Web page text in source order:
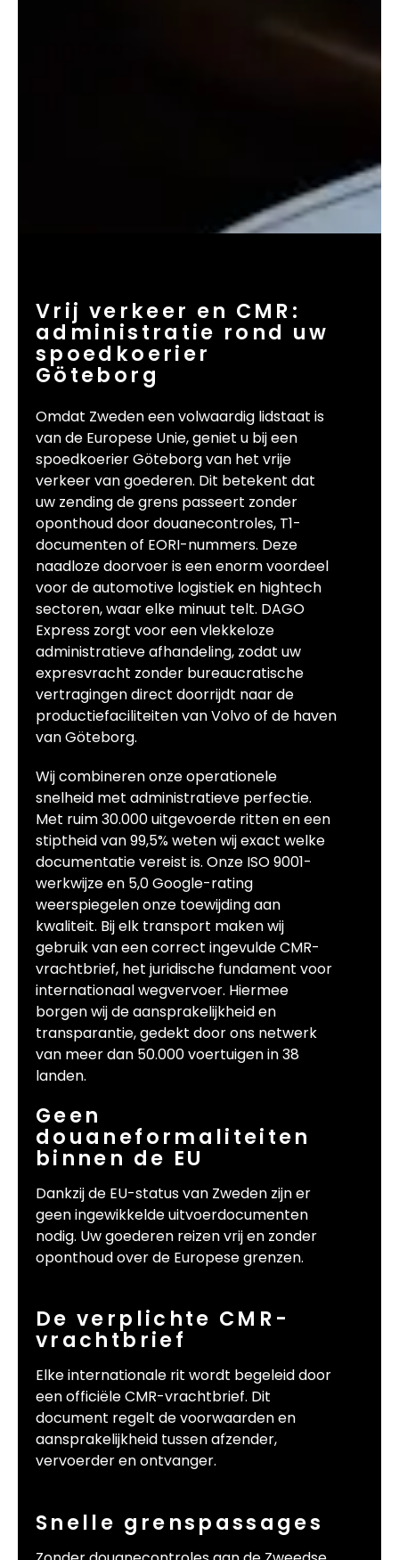
Vrij verkeer en CMR:
administratie rond uw
spoedkoerier
Göteborg
Omdat Zweden een volwaardig lidstaat is
van de Europese Unie, geniet u bij een
spoedkoerier Göteborg van het vrije
verkeer van goederen. Dit betekent dat
uw zending de grens passeert zonder
oponthoud door douanecontroles, T1-
documenten of EORI-nummers. Deze
naadloze doorvoer is een enorm voordeel
voor de automotive logistiek en hightech
sectoren, waar elke minuut telt. DAGO
Express zorgt voor een vlekkeloze
administratieve afhandeling, zodat uw
expresvracht zonder bureaucratische
vertragingen direct doorrijdt naar de
productiefaciliteiten van Volvo of de haven
van Göteborg.
Wij combineren onze operationele
snelheid met administratieve perfectie.
Met ruim 30.000 uitgevoerde ritten en een
stiptheid van 99,5% weten wij exact welke
documentatie vereist is. Onze ISO 9001-
werkwijze en 5,0 Google-rating
weerspiegelen onze toewijding aan
kwaliteit. Bij elk transport maken wij
gebruik van een correct ingevulde CMR-
vrachtbrief, het juridische fundament voor
internationaal wegvervoer. Hiermee
borgen wij de aansprakelijkheid en
transparantie, gedekt door ons netwerk
van meer dan 50.000 voertuigen in 38
landen.
Geen
douaneformaliteiten
binnen de EU
Dankzij de EU-status van Zweden zijn er
geen ingewikkelde uitvoerdocumenten
nodig. Uw goederen reizen vrij en zonder
oponthoud over de Europese grenzen.
De verplichte CMR-
vrachtbrief
Elke internationale rit wordt begeleid door
een officiële CMR-vrachtbrief. Dit
document regelt de voorwaarden en
aansprakelijkheid tussen afzender,
vervoerder en ontvanger.
Snelle grenspassages